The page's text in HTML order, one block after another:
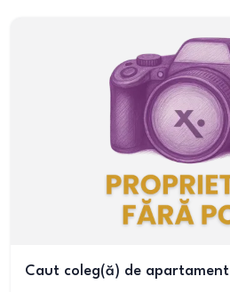
Caut coleg(ă) de apartament